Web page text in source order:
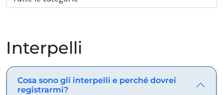
Interpelli
Cosa sono gli interpelli e perché dovrei
registrarmi?